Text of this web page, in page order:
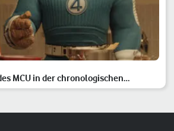
MCU in der chronologischen